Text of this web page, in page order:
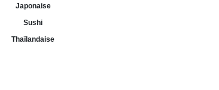
Japonaise
Sushi
Thaïlandaise